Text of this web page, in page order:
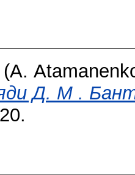
Д. М .